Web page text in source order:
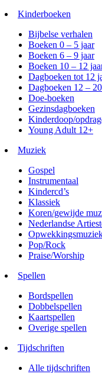
Kinderboeken
Bijbelse verhalen
Boeken 0 – 5 jaar
Boeken 6 – 9 jaar
Boeken 10 – 12
Dagboeken tot 12
Dagboeken 12 –
Doe-boeken
Gezinsdagboeken
Kinderdoop/
Young Adult 12+
Muziek
Gospel
Instrumentaal
Kindercd’s
Klassiek
Koren/gewijde
Nederlandse
Pop/Rock
Praise/Worship
Spellen
Bordspellen
Dobbelspellen
Kaartspellen
Overige spellen
Tijdschriften
Alle tijdschriften